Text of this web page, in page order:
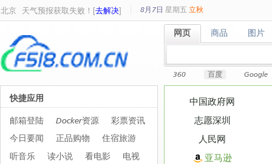
北京 天气预报获取失败！[去解决] 8月7日 星期五 立秋
网页
网页 商品
商品 图片
图片
360 百度 Google
中国政府网
志愿深圳
人民网
亚马逊
快捷应用
邮箱登陆 Docker资源
彩票资讯
今日要闻
正品购物
住宿旅游
听音乐
读小说 看电影 电视